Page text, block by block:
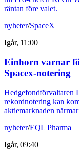
räntan före valet.
nyheter/SpaceX
Igår, 11:00
Einhorn varnar
Spacex-notering
Hedgefondförvaltaren
rekordnotering kan
aktiemarknaden
nyheter/EQL Pharma
Igår, 09:40